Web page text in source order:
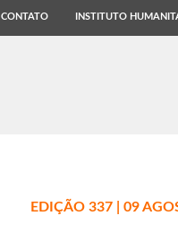
CONTATO INSTITUTO
EDIÇÃO 337 | 09